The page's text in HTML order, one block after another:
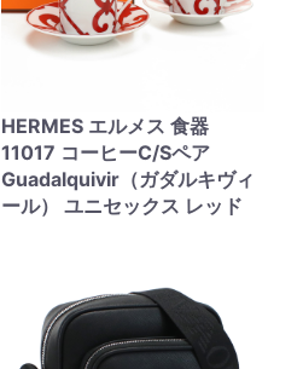
HERMES エルメス 食器
11017 コーヒーC/Sペア
Guadalquivir（ガダルキヴィ
ール） ユニセックス レッド